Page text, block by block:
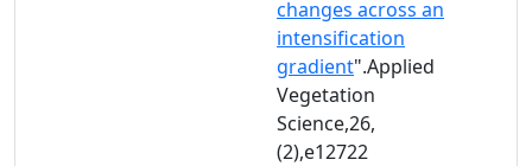
changes across an
intensification
gradient".Applied
Vegetation
Science,26,
(2),e12722